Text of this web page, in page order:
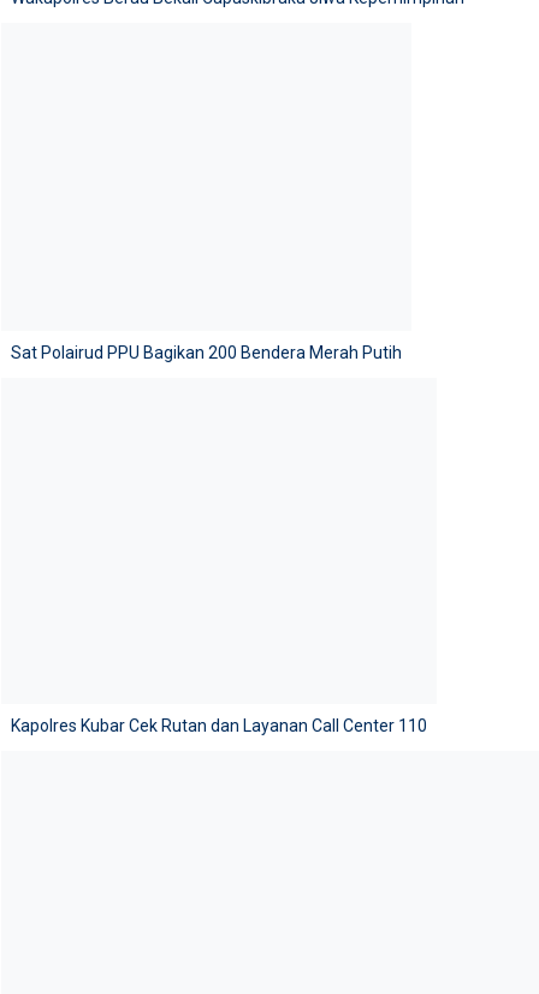
Sat Polairud PPU Bagikan 200 Bendera Merah Putih
Kapolres Kubar Cek Rutan dan Layanan Call Center 110